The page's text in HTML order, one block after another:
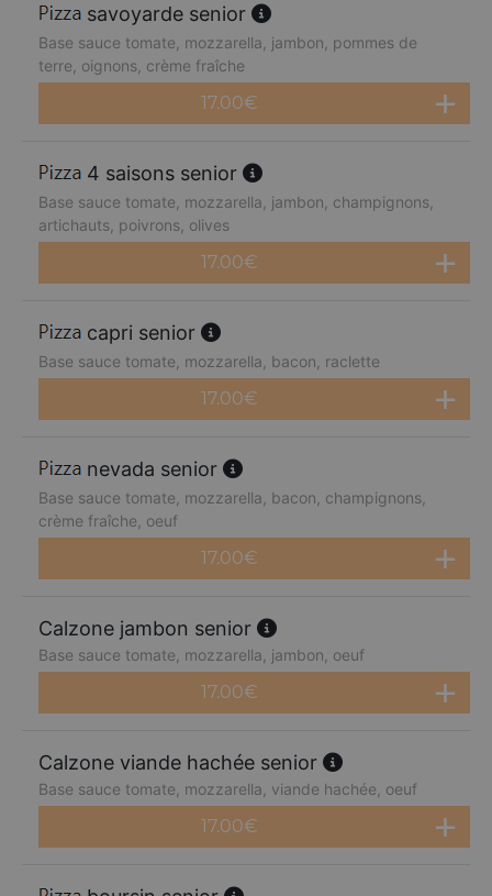
savoyarde senior
Base sauce tomate, mozzarella, jambon, pommes de
terre, oignons, crème fraîche
17.00€
4 saisons senior
Base sauce tomate, mozzarella, jambon, champignons,
artichauts, poivrons, olives
17.00€
capri senior
Base sauce tomate, mozzarella, bacon, raclette
17.00€
nevada senior
Base sauce tomate, mozzarella, bacon, champignons,
crème fraîche, oeuf
17.00€
Calzone jambon senior
Base sauce tomate, mozzarella, jambon, oeuf
17.00€
Calzone viande hachée senior
Base sauce tomate, mozzarella, viande hachée, oeuf
17.00€